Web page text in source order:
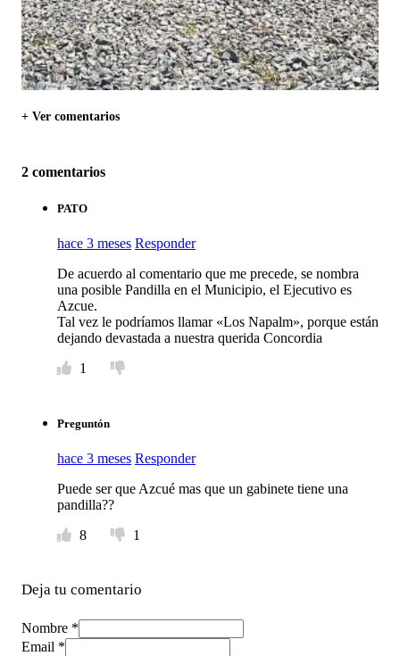
+ Ver comentarios
2 comentarios
PATO
hace 3 meses Responder
De acuerdo al comentario que me precede, se nombra
una posible Pandilla en el Municipio, el Ejecutivo es
Azcue.
Tal vez le podríamos llamar «Los Napalm», porque están
dejando devastada a nuestra querida Concordia
1
Preguntón
hace 3 meses Responder
Puede ser que Azcué mas que un gabinete tiene una
pandilla??
8
1
Deja tu comentario
Nombre *
Email *